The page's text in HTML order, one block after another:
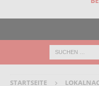
STARTSEITE